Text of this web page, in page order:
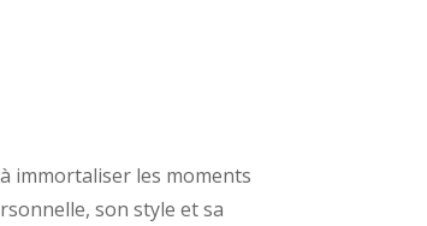
immortaliser les moments
son style et sa